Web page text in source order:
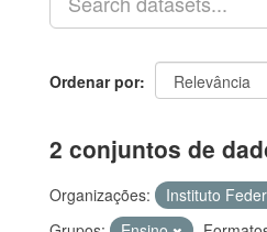
Ordenar por
2 conjuntos de
Organizações:
Instituto